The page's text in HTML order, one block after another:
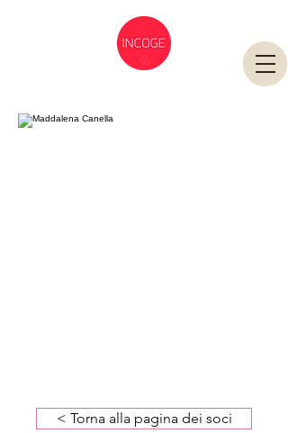
< Torna alla pagina dei soci